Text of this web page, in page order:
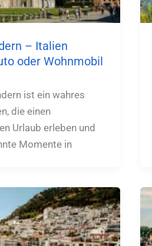
– Italien
oder Wohnmobil
ist ein wahres
die einen
Urlaub erleben und
Momente in